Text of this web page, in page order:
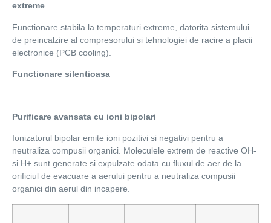
extreme
Functionare stabila la temperaturi extreme, datorita sistemului
de preincalzire al compresorului si tehnologiei de racire a placii
electronice (PCB cooling).
Functionare silentioasa
Purificare avansata cu ioni bipolari
Ionizatorul bipolar emite ioni pozitivi si negativi pentru a
neutraliza compusii organici. Moleculele extrem de reactive OH-
si H+ sunt generate si expulzate odata cu fluxul de aer de la
orificiul de evacuare a aerului pentru a neutraliza compusii
organici din aerul din incapere.